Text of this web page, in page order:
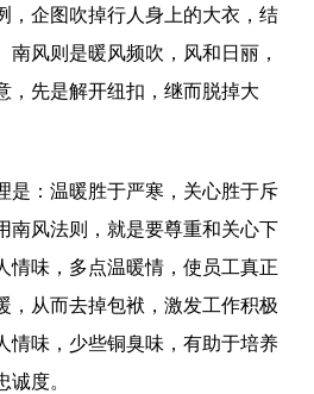
，企图吹掉行人身上的大衣，结
南风则是暖风频吹，风和日丽，
，先是解开纽扣，继而脱掉大
是：温暖胜于严寒，关心胜于斥
南风法则，就是要尊重和关心下
情味，多点温暖情，使员工真正
，从而去掉包袱，激发工作积极
情味，少些铜臭味，有助于培养
诚度。